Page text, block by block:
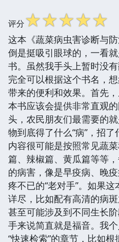
评分☆☆☆☆☆
这本《蔬菜病虫害诊断与
倒是挺吸引眼球的，一看
书。虽然我手头上暂时没
完全可以根据这个书名，
带来的便利和效果。首先
本书应该会提供非常直观
头，农民朋友们最需要的
物到底得了什么“病”，招了
内容很可能是按照常见蔬
篇、辣椒篇、黄瓜篇等等
的病害，像是早疫病、晚
疼不已的“老对手”。如果
详尽，比如配有高清的病
甚至可能涉及到不同生长
手来说简直就是福音。我
“快速检索”的章节，比如